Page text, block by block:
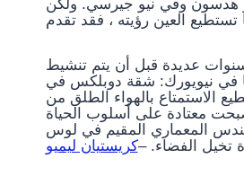
هدسون وفي نيو جيرسي. ولكن
عديدة قبل أن يتم تنشيط
في نيويورك: شقة دوبلكس في
الاستمتاع بالهواء الطلق من
معتادة على أسلوب الحياة
المعماري المقيم في لوس
تخيل الفضاء. –كريستيان ليميو